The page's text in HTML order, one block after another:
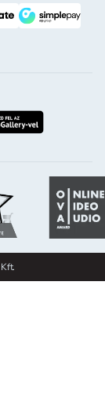
app-store-ból
letöltés